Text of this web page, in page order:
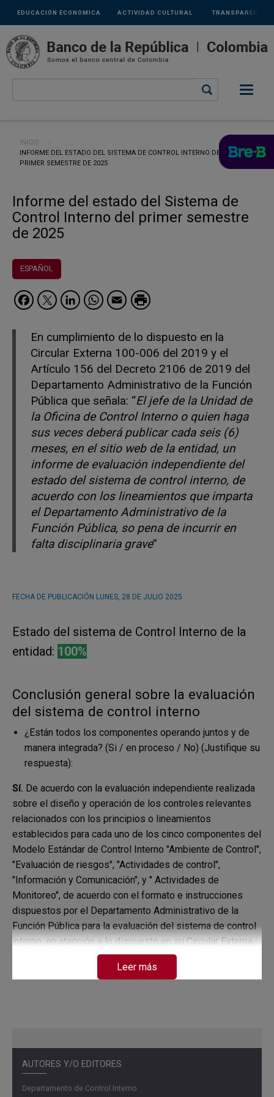
Pasar al contenido principal
Links
secundarios
ACTIVIDAD CULTURAL
EDUCACIÓN ECONÓMICA TRANSPARENCIA
Ruta de navegación
INICIO
CURRENT:
INFORME DEL ESTADO DEL SISTEMA DE CONTROL INTERNO DEL
PRIMER SEMESTRE DE 2025
Informe del estado del Sistema de
Control Interno del primer semestre
de 2025
ESPAÑOL
Facebook
Twitter
LinkedIn
WhatsApp
Email
AUTORES Y/O EDITORES
Departamento de Control Interno
En cumplimiento de lo dispuesto en la
Circular Externa 100-006 del 2019 y el
Artículo 156 del Decreto 2106 de 2019 del
Departamento Administrativo de la Función
Pública que señala: “El jefe de la Unidad de
la Oficina de Control Interno o quien haga
sus veces deberá publicar cada seis (6)
meses, en el sitio web de la entidad, un
informe de evaluación independiente del
estado del sistema de control interno, de
acuerdo con los lineamientos que imparta
el Departamento Administrativo de la
Función Pública, so pena de incurrir en
falta disciplinaria grave”
FECHA DE PUBLICACIÓN LUNES, 28 DE JULIO 2025
Estado del sistema de Control Interno de la
entidad: 100%
Conclusión general sobre la evaluación
del sistema de control interno
¿Están todos los componentes operando juntos y de
manera integrada? (Si / en proceso / No) (Justifique su
respuesta):
Sí. De acuerdo con la evaluación independiente realizada
sobre el diseño y operación de los controles relevantes
relacionados con los principios o lineamientos
establecidos para cada uno de los cinco componentes del
Modelo Estándar de Control Interno "Ambiente de Control",
"Evaluación de riesgos", "Actividades de control",
"Información y Comunicación", y " Actividades de
Monitoreo", de acuerdo con el formato e instrucciones
dispuestos por el Departamento Administrativo de la
Función Pública para la evaluación del sistema de control
interno, en atención a lo dispuesto en su Circular Externa
100-006 del 2019 y el Artículo 156 del Decreto Ley 2106
de 2019, se evidenció que los mencionados
transversalmente en el Banco de la República, y que en
conjunto con el modelo de tres líneas implementado por
se encuentra expuesto para el logro de sus objetivos.
Leer más